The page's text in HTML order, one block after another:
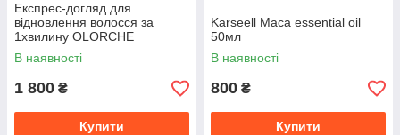
Експрес-догляд для
відновлення волосся за
1хвилину OLORCHE
(REKOVERY CREAM ONE
MINUTE REPAIR) 800 ml
В наявності
1 800 ₴
Купити
Karseell Maca essential oil
50мл
В наявності
800 ₴
Купити